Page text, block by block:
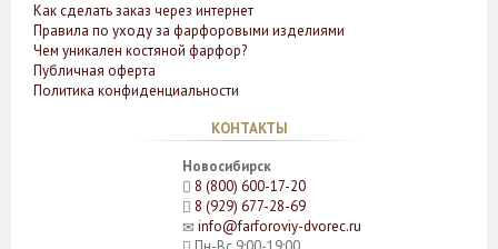
Как сделать заказ через интернет
Правила по уходу за фарфоровыми изделиями
Чем уникален костяной фарфор?
Публичная оферта
Политика конфиденциальности
КОНТАКТЫ
Новосибирск
8 (800) 600-17-20
8 (929) 677-28-69
info@farforoviy-dvorec.ru